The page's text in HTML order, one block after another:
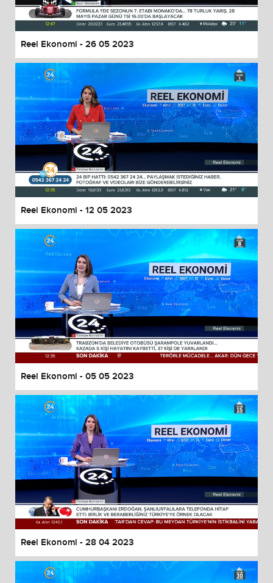
Reel Ekonomi - 26 05 2023
Reel Ekonomi - 12 05 2023
Reel Ekonomi - 05 05 2023
Reel Ekonomi - 28 04 2023